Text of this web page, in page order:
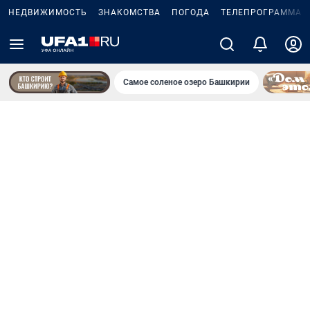
НЕДВИЖИМОСТЬ ЗНАКОМСТВА ПОГОДА ТЕЛЕПРОГРАММА
Самое соленое озеро Башкирии